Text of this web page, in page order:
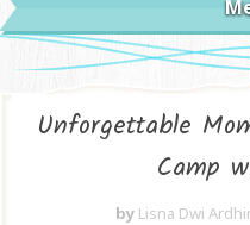
Unforgettable
Camp
by Lisna Dwi